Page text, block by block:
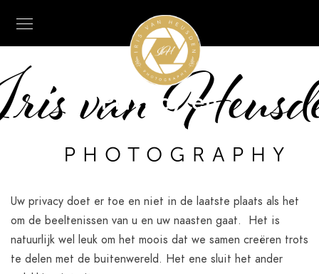
Privacy en
persoonsgegevens
Uw privacy doet er toe en niet in de laatste plaats als het
om de beeltenissen van u en uw naasten gaat. Het is
natuurlijk wel leuk om het moois dat we samen creëren trots
te delen met de buitenwereld. Het ene sluit het ander